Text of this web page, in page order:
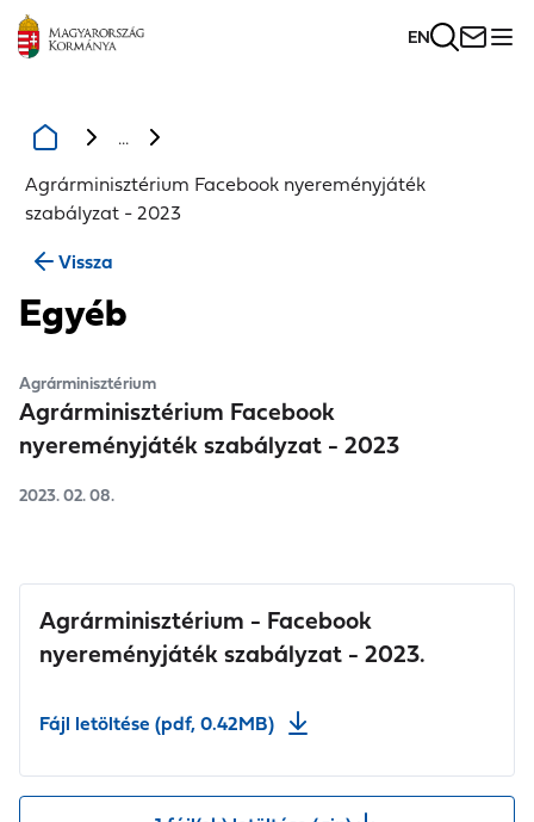
EN
...
Agrárminisztérium Facebook nyereményjáték
szabályzat - 2023
Vissza
Egyéb
Agrárminisztérium
Agrárminisztérium Facebook
nyereményjáték szabályzat - 2023
2023. 02. 08.
Agrárminisztérium - Facebook
nyereményjáték szabályzat - 2023.
Fájl letöltése (pdf, 0.42MB)